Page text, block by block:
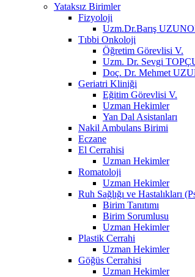
Yataksız Birimler
Fizyoloji
Uzm.Dr.Barış
Tıbbi Onkoloji
Öğretim Görevlisi V.
Uzm. Dr. Sevgi
Doç. Dr. Mehmet
Geriatri Kliniği
Eğitim Görevlisi V.
Uzman Hekimler
Yan Dal Asistanları
Nakil Ambulans Birimi
Eczane
El Cerrahisi
Uzman Hekimler
Romatoloji
Uzman Hekimler
Ruh Sağlığı ve Hastalıkları
Birim Tanıtımı
Birim Sorumlusu
Uzman Hekimler
Plastik Cerrahi
Uzman Hekimler
Göğüs Cerrahisi
Uzman Hekimler